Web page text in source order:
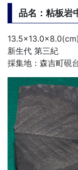
品名：粘板岩
13.5×13.0×8.0(cm)
新生代 第三紀
採集地：森吉町硯